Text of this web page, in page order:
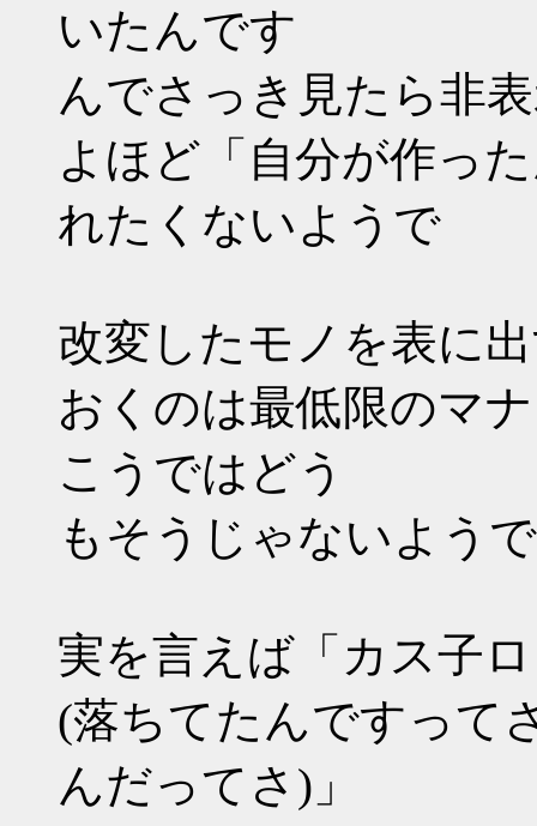
いたんです
んでさっき見たら非
よほど「自分が作っ
れたくないようで
改変したモノを表に
おくのは最低限のマ
こうではどう
もそうじゃないよう
実を言えば「カス子
(落ちてたんですって
んだってさ)」